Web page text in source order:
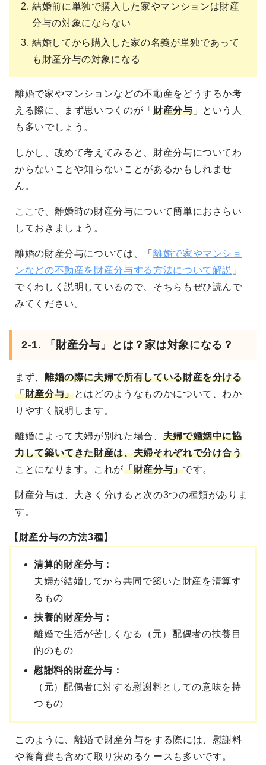
結婚前に単独で購入した家やマンションは財産
分与の対象にならない
結婚してから購入した家の名義が単独であって
も財産分与の対象になる
離婚で家やマンションなどの不動産をどうするか考
える際に、まず思いつくのが「 財産分与」という人
も多いでしょう。
しかし、改めて考えてみると、財産分与についてわ
からないことや知らないことがあるかもしれませ
ん。
ここで、離婚時の財産分与について簡単におさらい
しておきましょう。
離婚の財産分与については、「 離婚で家やマンショ
ンなどの不動産を財産分与する方法について解説 」
でくわしく説明しているので、そちらもぜひ読んで
みてください。
2-1. 「財産分与」とは？家は対象になる？
まず、 離婚の際に夫婦で所有している財産を分ける
「財産分与」とはどのようなものかについて、わか
りやすく説明します。
離婚によって夫婦が別れた場合、 夫婦で婚姻中に協
力して築いてきた財産は、夫婦それぞれで分け合う
ことになります。これが「財産分与」です。
財産分与は、大きく分けると次の3つの種類がありま
す。
【財産分与の方法3種】
清算的財産分与：
夫婦が結婚してから共同で築いた財産を清算す
るもの
扶養的財産分与：
離婚で生活が苦しくなる（元）配偶者の扶養目
的のもの
慰謝料的財産分与：
（元）配偶者に対する慰謝料としての意味を持
つもの
このように、離婚で財産分与をする際には、慰謝料
や養育費も含めて取り決めるケースも多いです。